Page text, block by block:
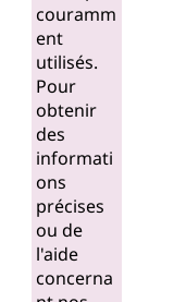
couramm
ent
utilisés.
Pour
obtenir
des
informati
ons
précises
ou de
l'aide
concerna